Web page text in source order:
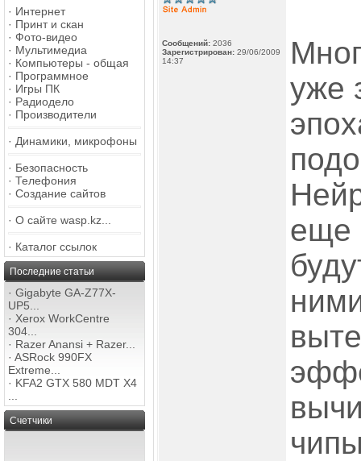
· Интернет
· Принт и скан
· Фото-видео
· Мультимедиа
· Компьютеры - общая
· Программное
· Игры ПК
· Радиодело
· Производители
· Динамики, микрофоны
· Безопасность
· Телефония
· Создание сайтов
· О сайте wasp.kz...
· Каталог ссылок
Последние статьи
· Gigabyte GA-Z77X-
UP5...
· Xerox WorkCentre
304...
· Razer Anansi + Razer...
· ASRock 990FX
Extreme...
· KFA2 GTX 580 MDT X4
Счетчики
Сообщений: 2036
Зарегистрирован: 29/06/2009
14:37
уже
еще